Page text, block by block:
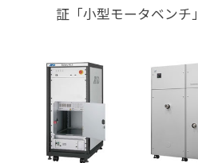
証「小型モータベンチ」